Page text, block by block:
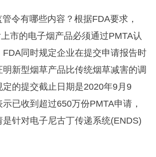
令有哪些内容？根据FDA要求，
市的电子烟产品必须通过PMTA认
同时规定企业在提交申请报告时
新型烟草产品比传统烟草减害的调
的提交截止日期是2020年9月9
已收到超过650万份PMTA申请，
针对电子尼古丁传递系统(ENDS)